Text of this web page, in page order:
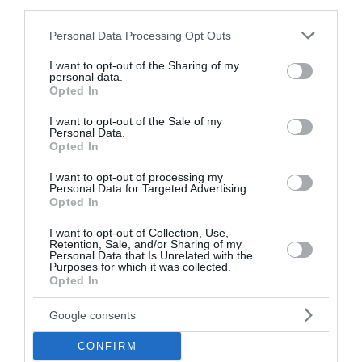
Please note that this website/app uses one or more Google
not limited to your visit or usage behaviour. You may click to
grant or deny consent to Google and its third-party tags to
use your data for below specified purposes in below Google
consent section.
Personal Data Processing Opt Outs
I want to opt-out of the Sharing of my
personal data.
Opted In
I want to opt-out of the Sale of my
Personal Data.
Opted In
I want to opt-out of processing my
Personal Data for Targeted Advertising.
Opted In
I want to opt-out of Collection, Use,
Retention, Sale, and/or Sharing of my
Personal Data that Is Unrelated with the
Purposes for which it was collected.
Opted In
Google consents
CONFIRM
Ο τυφώνας «Dolphin» σαρώνει
την Ιαπωνία - Πάνω από 50.000
κτίρια χωρίς ρεύμα (Videos)
Με σφοδρότητα έπληξε ο τυφώνας «Dolphin» τη
νότια περιφέρεια της Οκινάουα στην Ιαπωνία,